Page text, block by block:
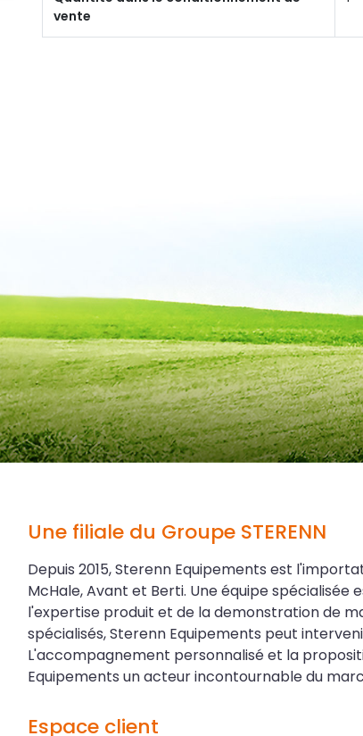
vente
Une filiale du Groupe STERENN
Depuis 2015, Sterenn Equipements est
McHale, Avant et Berti. Une équipe spécialisée
l'expertise produit et de la demonstration de
spécialisés, Sterenn Equipements peut
L'accompagnement personnalisé et la
Equipements un acteur incontournable du
Espace client